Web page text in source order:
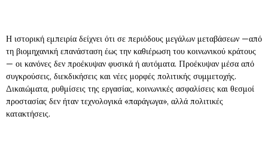
Η ιστορική εμπειρία δείχνει ότι σε περιόδους μεγάλων μεταβάσεων —από
τη βιομηχανική επανάσταση έως την καθιέρωση του κοινωνικού κράτους
— οι κανόνες δεν προέκυψαν φυσικά ή αυτόματα. Προέκυψαν μέσα από
συγκρούσεις, διεκδικήσεις και νέες μορφές πολιτικής συμμετοχής.
Δικαιώματα, ρυθμίσεις της εργασίας, κοινωνικές ασφαλίσεις και θεσμοί
προστασίας δεν ήταν τεχνολογικά «παράγωγα», αλλά πολιτικές
κατακτήσεις.